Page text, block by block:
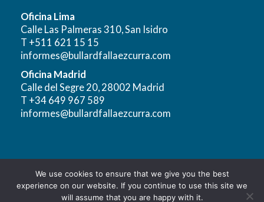
Oficina Lima
Calle Las Palmeras 310, San Isidro
T +511 621 15 15
informes@bullardfallaezcurra.com
Oficina Madrid
Calle del Segre 20, 28002 Madrid
T +34 649 967 589
informes@bullardfallaezcurra.com
Aviso Legal|Política de Privacidad para el Tratamiento y
Protección de Datos Personales
We use cookies to ensure that we give you the best
experience on our website. If you continue to use this site we
will assume that you are happy with it.